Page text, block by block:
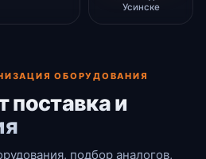
Усинске
ОБОРУДОВАНИЯ
поставка и
подбор аналогов,